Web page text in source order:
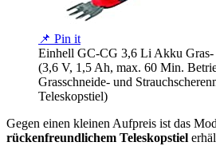
📌 Pin it
Einhell GC-CG 3,6 Li Akku Gras-
(3,6 V, 1,5 Ah, max. 60 Min.
Grasschneide- und
Teleskopstiel)
Gegen einen kleinen Aufpreis ist das
rückenfreundlichem Teleskopstiel